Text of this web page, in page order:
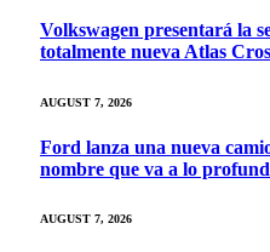
Volkswagen presentará la
totalmente nueva Atlas
AUGUST 7, 2026
Ford lanza una nueva
nombre que va a lo
AUGUST 7, 2026